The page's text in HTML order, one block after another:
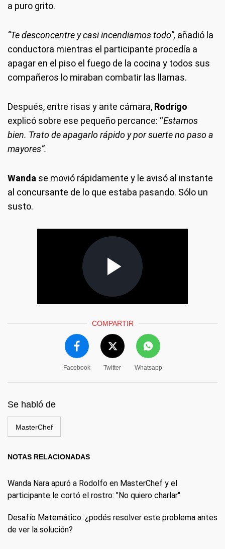
a puro grito.
“Te desconcentre y casi incendiamos todo”, añadió la
conductora mientras el participante procedía a
apagar en el piso el fuego de la cocina y todos sus
compañeros lo miraban combatir las llamas.
Después, entre risas y ante cámara, Rodrigo
explicó sobre ese pequeño percance: “Estamos
bien. Trato de apagarlo rápido y por suerte no paso a
mayores”.
Wanda se movió rápidamente y le avisó al instante
al concursante de lo que estaba pasando. Sólo un
susto.
COMPARTIR
Facebook Twitter Whatsapp
Se habló de
MasterChef
NOTAS RELACIONADAS
Wanda Nara apuró a Rodolfo en MasterChef y el
participante le cortó el rostro: "No quiero charlar"
Desafío Matemático: ¿podés resolver este problema antes
de ver la solución?